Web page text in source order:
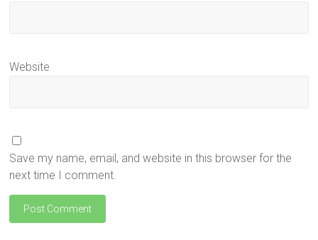
Website
Save my name, email, and website in this browser for the
next time I comment.